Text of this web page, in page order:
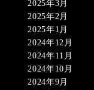
2025年3月
2025年2月
2025年1月
2024年12月
2024年11月
2024年10月
2024年9月